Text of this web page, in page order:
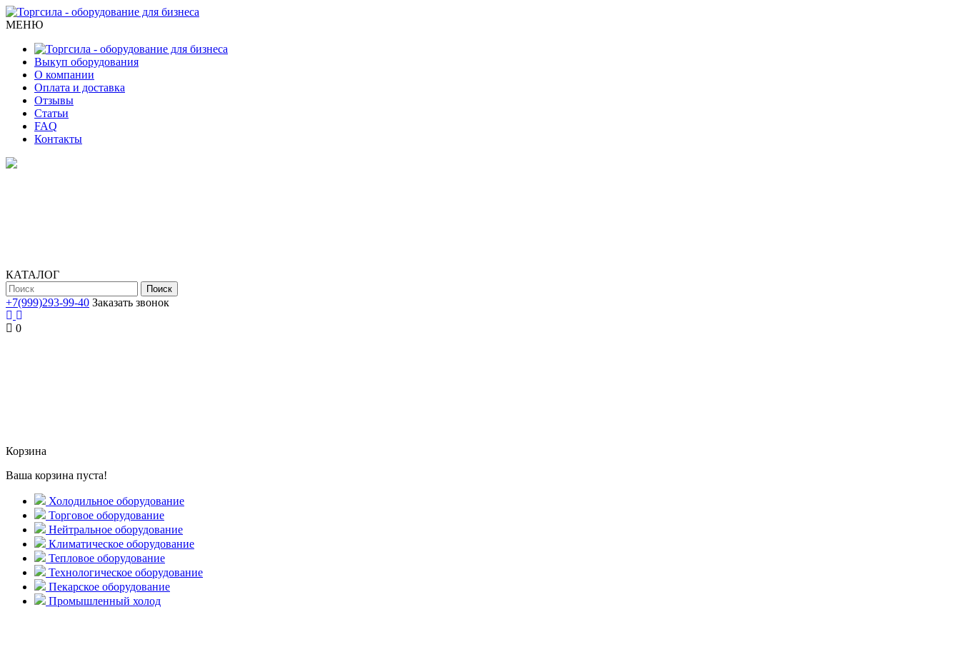
МЕНЮ
Выкуп оборудования
О компании
Оплата и доставка
Отзывы
Статьи
FAQ
Контакты
КАТАЛОГ
Поиск
+7(999)293-99-40 Заказать звонок
0
Корзина
Ваша корзина пуста!
Холодильное оборудование
Торговое оборудование
Нейтральное оборудование
Климатическое оборудование
Тепловое оборудование
Технологическое оборудование
Пекарское оборудование
Промышленный холод